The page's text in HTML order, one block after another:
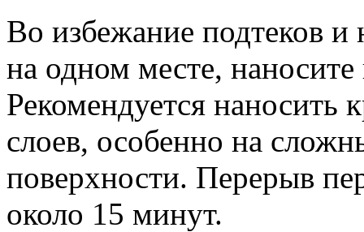
Во избежание подтеков и
на одном месте,
Рекомендуется наносить
слоев, особенно на
поверхности. Перерыв
около 15 минут.